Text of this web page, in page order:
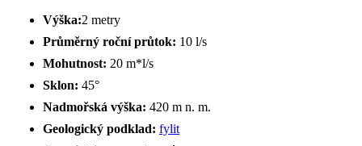
Výška:2 metry
Průměrný roční průtok: 10 l/s
Mohutnost: 20 m*l/s
Sklon: 45°
Nadmořská výška: 420 m n. m.
Geologický podklad: fylit